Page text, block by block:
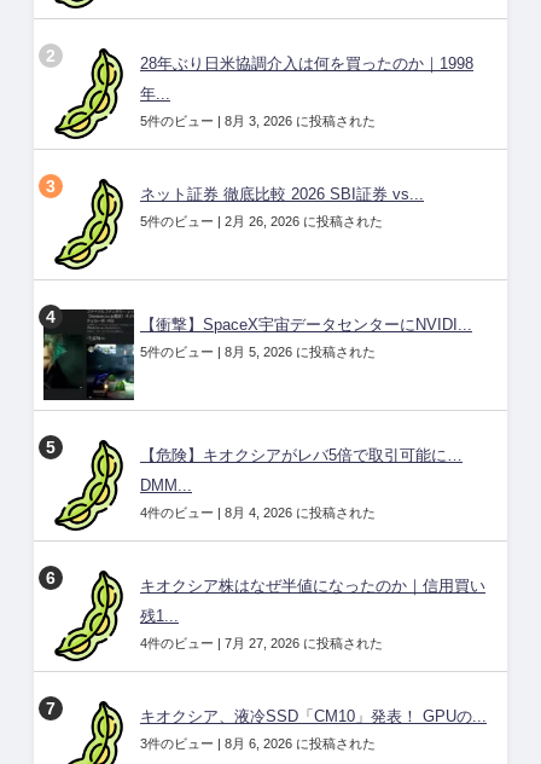
28年ぶり日米協調介入は何を買ったのか｜1998
年...
5件のビュー | 8月 3, 2026 に投稿された
ネット証券 徹底比較 2026 SBI証券 vs...
5件のビュー | 2月 26, 2026 に投稿された
【衝撃】SpaceX宇宙データセンターにNVIDI...
5件のビュー | 8月 5, 2026 に投稿された
【危険】キオクシアがレバ5倍で取引可能に…
DMM...
4件のビュー | 8月 4, 2026 に投稿された
キオクシア株はなぜ半値になったのか｜信用買い
残1...
4件のビュー | 7月 27, 2026 に投稿された
キオクシア、液冷SSD「CM10」発表！ GPUの...
3件のビュー | 8月 6, 2026 に投稿された